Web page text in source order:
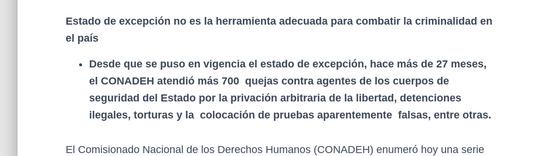
Estado de excepción no es la herramienta adecuada para combatir la criminalidad en
el país
Desde que se puso en vigencia el estado de excepción, hace más de 27 meses,
el CONADEH atendió más 700 quejas contra agentes de los cuerpos de
seguridad del Estado por la privación arbitraria de la libertad, detenciones
ilegales, torturas y la colocación de pruebas aparentemente falsas, entre otras.
El Comisionado Nacional de los Derechos Humanos (CONADEH) enumeró hoy una serie